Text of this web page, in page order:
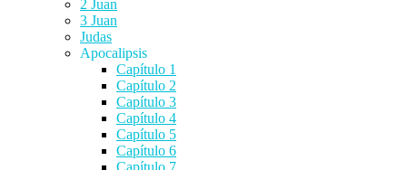
2 Juan
3 Juan
Judas
Apocalipsis
Capítulo 1
Capítulo 2
Capítulo 3
Capítulo 4
Capítulo 5
Capítulo 6